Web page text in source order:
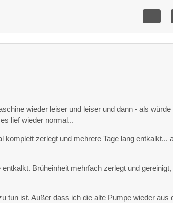
wieder leiser und leiser und dann - als würde
lief wieder normal...
komplett zerlegt und mehrere Tage lang entkalkt...
Brüheinheit mehrfach zerlegt und gereinigt,
tun ist. Außer dass ich die alte Pumpe wieder aus